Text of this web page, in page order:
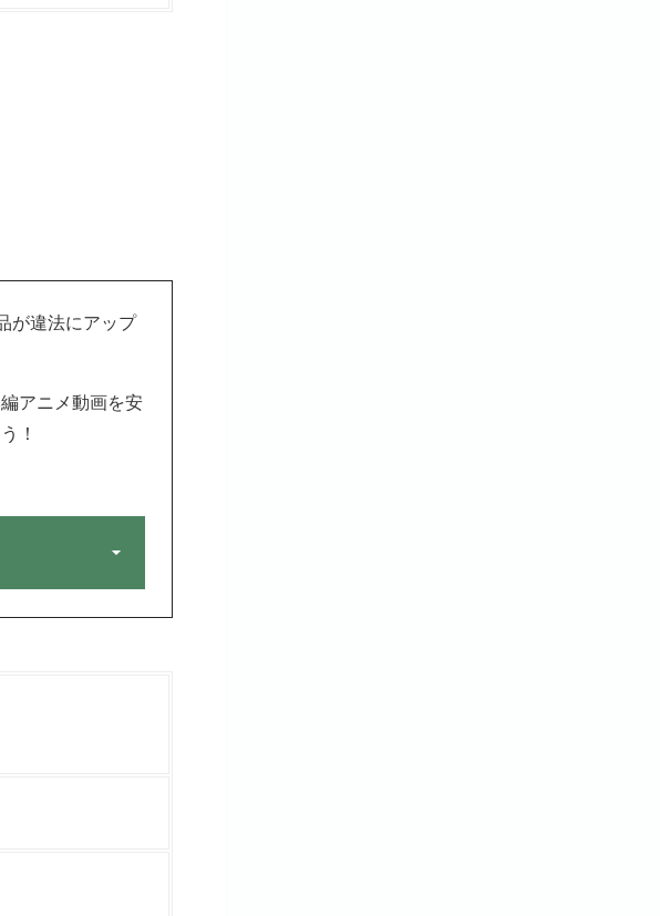
が違法にアップ
アニメ動画を安
！